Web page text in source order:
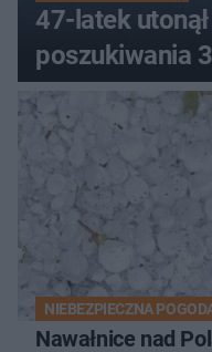
47-latek
poszukiwania
NIEBEZPIECZNA
Nawałnice nad